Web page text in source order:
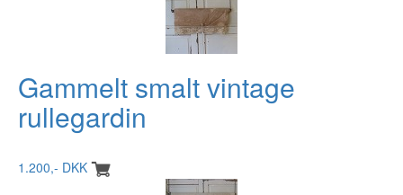
Gammelt smalt vintage
rullegardin
1.200,- DKK